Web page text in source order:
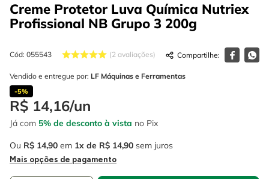
Creme Protetor Luva Química Nutriex
Profissional NB Grupo 3 200g
Cód: 055543 2 avaliações
Vendido e entregue por: LF Máquinas e Ferramentas
-5%
R$ 14,16/un
Já com 5% de desconto à vista no Pix
Ou R$ 14,90 em 1 R$ 14,90 sem juros
Mais opções de pagamento
2º caixa ferramentas
4º escada
5º serra circular
6 fio
7º serra copo
8º chave impacto
Termos mais buscados
º parafusadeira
º caixa ferramentas
º esmerilhadeira
º escada
º serra circular
º fio